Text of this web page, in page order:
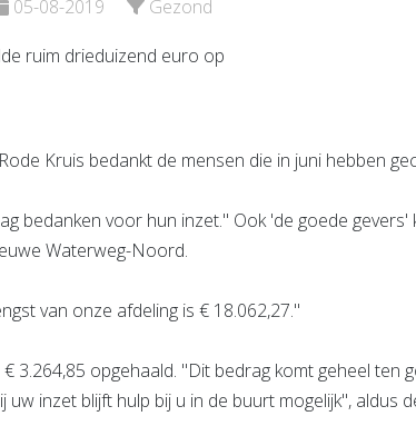
05-08-2019 Gezond
Kruis bedankt de mensen die in juni hebben
bedanken voor hun inzet." Ook 'de goede gevers'
Waterweg-Noord.
van onze afdeling is € 18.062,27."
3.264,85 opgehaald. "Dit bedrag komt geheel ten
uw inzet blijft hulp bij u in de buurt mogelijk", aldus